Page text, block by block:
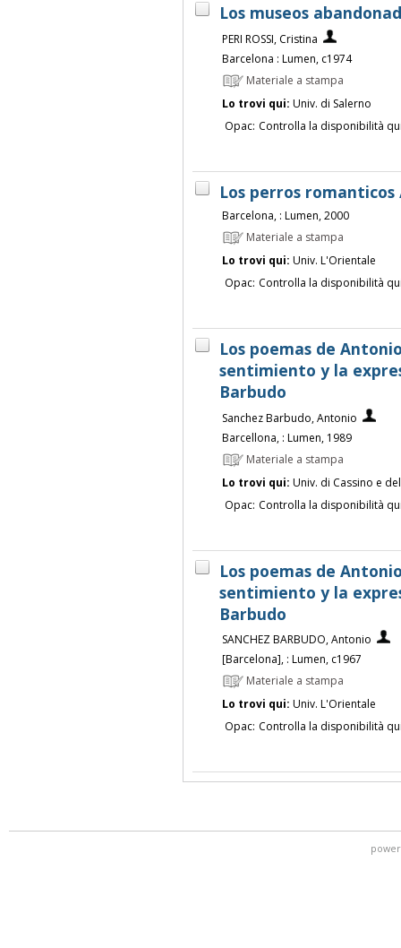
Los museos
PERI ROSSI, Cristina
Barcelona : Lumen, c1974
Materiale a stampa
Lo trovi qui: Univ. di Salerno
Opac: Controlla la disponibilità
Los perros
Barcelona, : Lumen, 2000
Materiale a stampa
Lo trovi qui: Univ. L'Orientale
Opac: Controlla la disponibilità
Los poemas de
sentimiento y la
Barbudo
Sanchez Barbudo, Antonio
Barcellona, : Lumen, 1989
Materiale a stampa
Lo trovi qui: Univ. di Cassino e
Opac: Controlla la disponibilità
Los poemas de
sentimiento y la
Barbudo
SANCHEZ BARBUDO, Antonio
[Barcelona], : Lumen, c1967
Materiale a stampa
Lo trovi qui: Univ. L'Orientale
Opac: Controlla la disponibilità